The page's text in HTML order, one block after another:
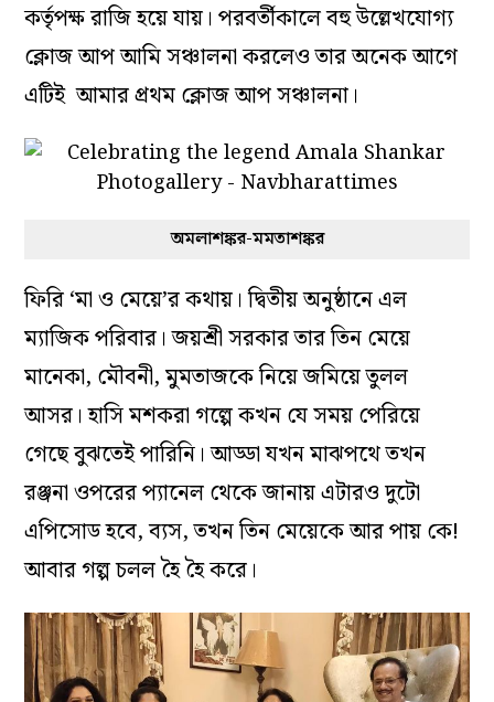
কর্তৃপক্ষ রাজি হয়ে যায়। পরবর্তীকালে বহু উল্লেখযোগ্য
ক্লোজ আপ আমি সঞ্চালনা করলেও তার অনেক আগে
এটিই আমার প্রথম ক্লোজ আপ সঞ্চালনা।
অমলাশঙ্কর-মমতাশঙ্কর
ফিরি ‘মা ও মেয়ে’র কথায়। দ্বিতীয় অনুষ্ঠানে এল
ম্যাজিক পরিবার। জয়শ্রী সরকার তার তিন মেয়ে
মানেকা, মৌবনী, মুমতাজকে নিয়ে জমিয়ে তুলল
আসর। হাসি মশকরা গল্পে কখন যে সময় পেরিয়ে
গেছে বুঝতেই পারিনি। আড্ডা যখন মাঝপথে তখন
রঞ্জনা ওপরের প্যানেল থেকে জানায় এটারও দুটো
এপিসোড হবে, ব্যস, তখন তিন মেয়েকে আর পায় কে!
আবার গল্প চলল হৈ হৈ করে।